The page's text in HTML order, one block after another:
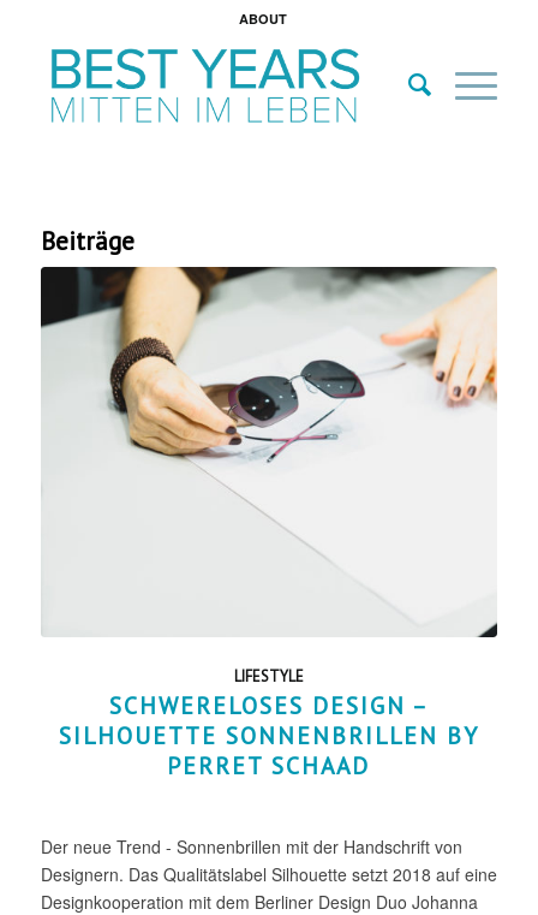
ABOUT
Beiträge
LIFESTYLE
SCHWERELOSES DESIGN –
SILHOUETTE SONNENBRILLEN BY
PERRET SCHAAD
Der neue Trend - Sonnenbrillen mit der Handschrift von
Designern. Das Qualitätslabel Silhouette setzt 2018 auf eine
Designkooperation mit dem Berliner Design Duo Johanna